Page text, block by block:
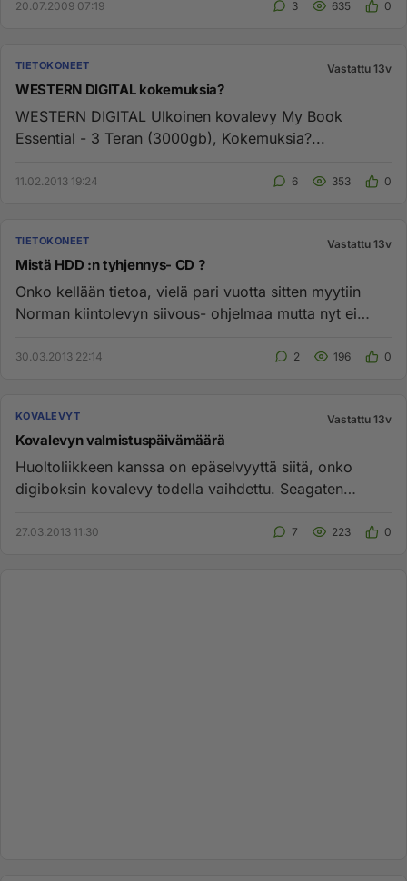
20.07.2009 07:19 3 635 0
TIETOKONEET Vastattu 13v
WESTERN DIGITAL kokemuksia?
WESTERN DIGITAL Ulkoinen kovalevy My Book
Essential - 3 Teran (3000gb), Kokemuksia?...
11.02.2013 19:24 6 353 0
TIETOKONEET Vastattu 13v
Mistä HDD :n tyhjennys- CD ?
Onko kellään tietoa, vielä pari vuotta sitten myytiin
Norman kiintolevyn siivous- ohjelmaa mutta nyt ei
30.03.2013 22:14 2 196 0
KOVALEVYT Vastattu 13v
Kovalevyn valmistuspäivämäärä
Huoltoliikkeen kanssa on epäselvyyttä siitä, onko
digiboksin kovalevy todella vaihdettu. Seagaten
27.03.2013 11:30 7 223 0